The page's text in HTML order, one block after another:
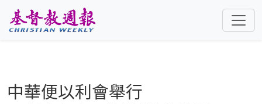
中華便以利會舉行